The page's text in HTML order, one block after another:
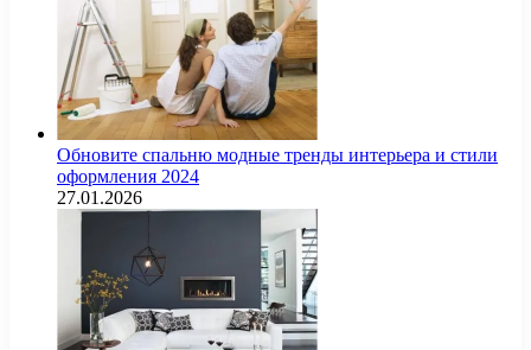
Обновите спальню модные тренды интерьера и стили
оформления 2024
27.01.2026